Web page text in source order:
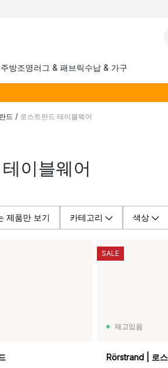
주방조명러그 & 패브릭수납 & 가구
드 / 로스트란드 테이블웨어
이블웨어
제품만 보기 카테고리 색상
재고있음
Rörstrand | 로
SALE